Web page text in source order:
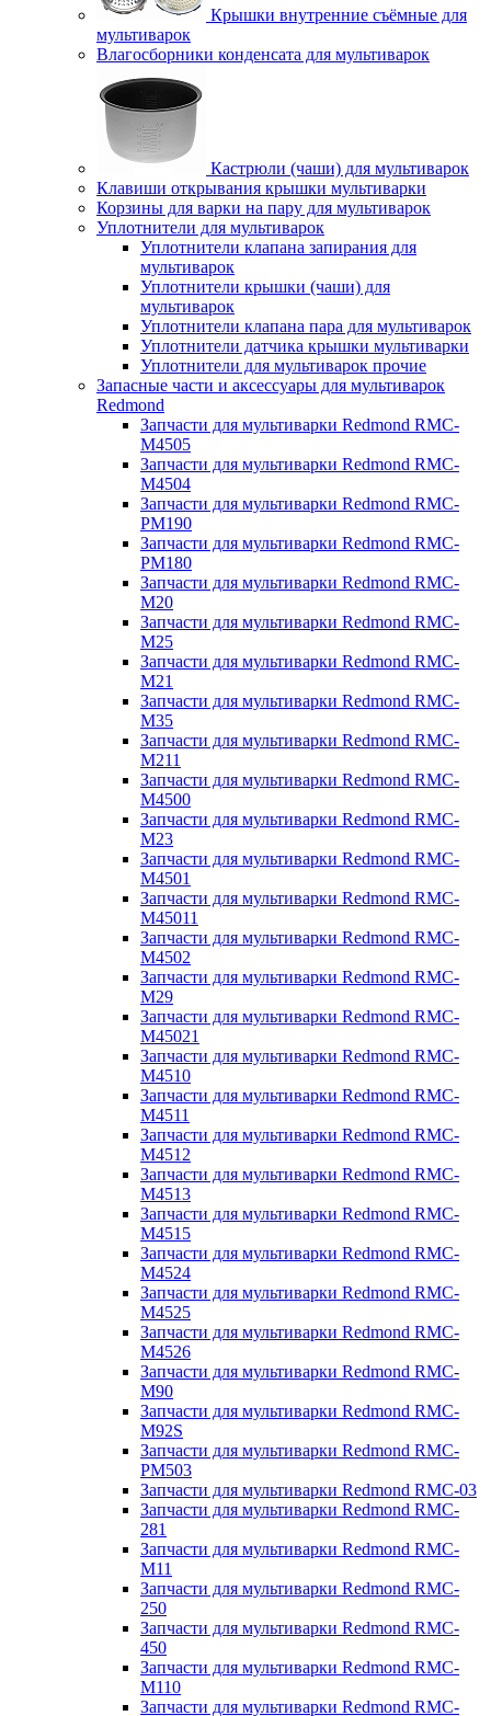
Крышки внутренние съёмные для
мультиварок
Влагосборники конденсата для мультиварок
Кастрюли (чаши) для мультиварок
Клавиши открывания крышки мультиварки
Корзины для варки на пару для мультиварок
Уплотнители для мультиварок
Уплотнители клапана запирания для
мультиварок
Уплотнители крышки (чаши) для
мультиварок
Уплотнители клапана пара для мультиварок
Уплотнители датчика крышки мультиварки
Уплотнители для мультиварок прочие
Запасные части и аксессуары для мультиварок
Redmond
Запчасти для мультиварки Redmond RMC-
M4505
Запчасти для мультиварки Redmond RMC-
M4504
Запчасти для мультиварки Redmond RMC-
PM190
Запчасти для мультиварки Redmond RMC-
PM180
Запчасти для мультиварки Redmond RMC-
M20
Запчасти для мультиварки Redmond RMC-
M25
Запчасти для мультиварки Redmond RMC-
M21
Запчасти для мультиварки Redmond RMC-
M35
Запчасти для мультиварки Redmond RMC-
M211
Запчасти для мультиварки Redmond RMC-
M4500
Запчасти для мультиварки Redmond RMC-
M23
Запчасти для мультиварки Redmond RMC-
M4501
Запчасти для мультиварки Redmond RMC-
M45011
Запчасти для мультиварки Redmond RMC-
M4502
Запчасти для мультиварки Redmond RMC-
M29
Запчасти для мультиварки Redmond RMC-
M45021
Запчасти для мультиварки Redmond RMC-
M4510
Запчасти для мультиварки Redmond RMC-
M4511
Запчасти для мультиварки Redmond RMC-
M4512
Запчасти для мультиварки Redmond RMC-
M4513
Запчасти для мультиварки Redmond RMC-
M4515
Запчасти для мультиварки Redmond RMC-
M4524
Запчасти для мультиварки Redmond RMC-
M4525
Запчасти для мультиварки Redmond RMC-
M4526
Запчасти для мультиварки Redmond RMC-
M90
Запчасти для мультиварки Redmond RMC-
M92S
Запчасти для мультиварки Redmond RMC-
PM503
Запчасти для мультиварки Redmond RMC-03
Запчасти для мультиварки Redmond RMC-
281
Запчасти для мультиварки Redmond RMC-
M11
Запчасти для мультиварки Redmond RMC-
250
Запчасти для мультиварки Redmond RMC-
450
Запчасти для мультиварки Redmond RMC-
M110
Запчасти для мультиварки Redmond RMC-